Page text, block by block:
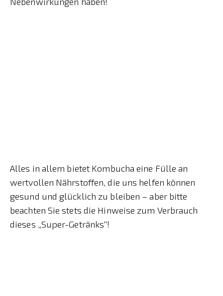
Alles in allem bietet Kombucha eine Fülle an
wertvollen Nährstoffen, die uns helfen können
gesund und glücklich zu bleiben – aber bitte
beachten Sie stets die Hinweise zum Verbrauch
dieses „Super-Getränks“!